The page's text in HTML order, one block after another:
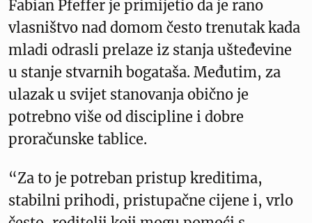
Fabian Pfeffer je primijetio da je rano
vlasništvo nad domom često trenutak kada
mladi odrasli prelaze iz stanja ušteđevine
u stanje stvarnih bogataša. Međutim, za
ulazak u svijet stanovanja obično je
potrebno više od discipline i dobre
proračunske tablice.
“Za to je potreban pristup kreditima,
stabilni prihodi, pristupačne cijene i, vrlo